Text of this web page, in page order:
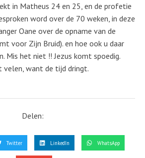
in Matheus 24 en 25, en de profetie
word over de 70 weken, in deze
Oane over de opname van de
voor Zijn Bruid). en hoe ook u daar
Mis het niet !! Jezus komt spoedig.
velen, want de tijd dringt.
Delen:
Twitter LinkedIn WhatsApp